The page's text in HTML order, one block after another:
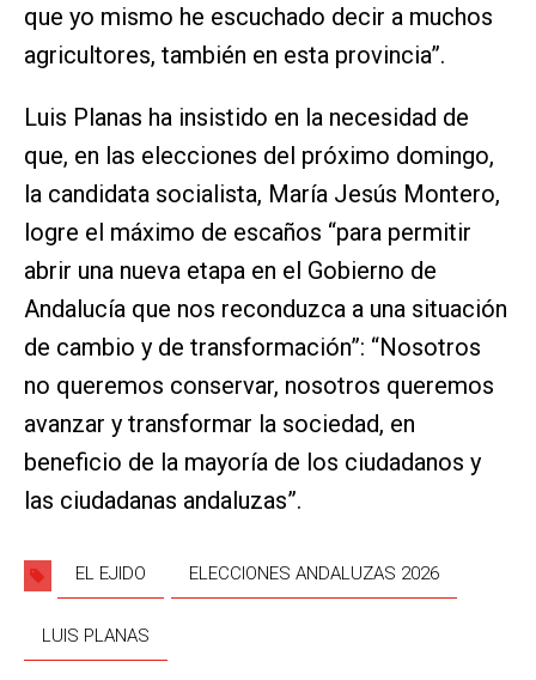
que yo mismo he escuchado decir a muchos
agricultores, también en esta provincia”.
Luis Planas ha insistido en la necesidad de
que, en las elecciones del próximo domingo,
la candidata socialista, María Jesús Montero,
logre el máximo de escaños “para permitir
abrir una nueva etapa en el Gobierno de
Andalucía que nos reconduzca a una situación
de cambio y de transformación”: “Nosotros
no queremos conservar, nosotros queremos
avanzar y transformar la sociedad, en
beneficio de la mayoría de los ciudadanos y
las ciudadanas andaluzas”.
EL EJIDO ELECCIONES ANDALUZAS 2026
LUIS PLANAS